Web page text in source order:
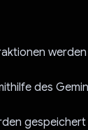
werden
des
gespeichert